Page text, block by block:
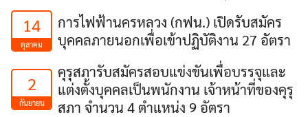
14
ตุลาคม
การไฟฟ้านครหลวง (กฟน.) เปิดรับสมัคร
บุคคลภายนอกเพื่อเข้าปฏิบัติงาน 27 อัตรา
2
กันยายน
คุรุสภารับสมัครสอบแข่งขันเพื่อบรรจุและ
แต่งตั้งบุคคลเป็นพนักงาน เจ้าหน้าที่ของคุรุ
สภา จำนวน 4 ตำแหน่ง 9 อัตรา